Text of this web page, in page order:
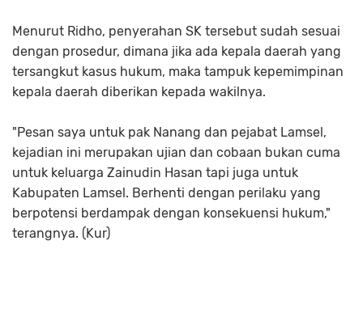
Menurut Ridho, penyerahan SK tersebut sudah sesuai
dengan prosedur, dimana jika ada kepala daerah yang
tersangkut kasus hukum, maka tampuk kepemimpinan
kepala daerah diberikan kepada wakilnya.
"Pesan saya untuk pak Nanang dan pejabat Lamsel,
kejadian ini merupakan ujian dan cobaan bukan cuma
untuk keluarga Zainudin Hasan tapi juga untuk
Kabupaten Lamsel. Berhenti dengan perilaku yang
berpotensi berdampak dengan konsekuensi hukum,"
terangnya. (Kur)